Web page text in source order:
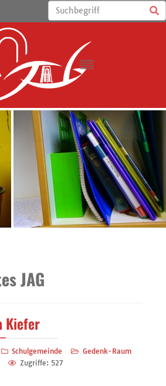
JAG
Kiefer
Schulgemeinde
Gedenk-Raum
Zugriffe: 527